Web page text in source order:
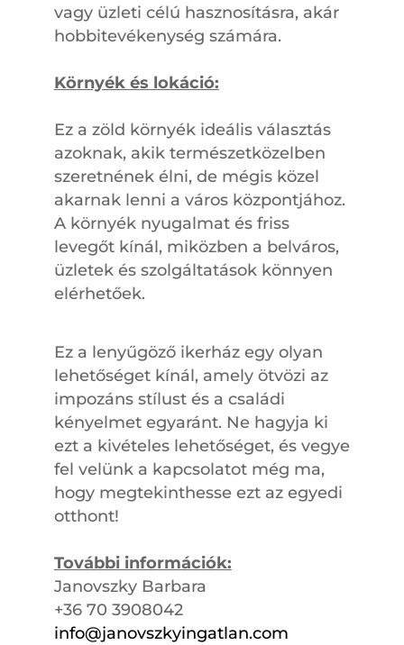
vagy üzleti célú hasznosításra, akár
hobbitevékenység számára.
Környék és lokáció:
Ez a zöld környék ideális választás
azoknak, akik természetközelben
szeretnének élni, de mégis közel
akarnak lenni a város központjához.
A környék nyugalmat és friss
levegőt kínál, miközben a belváros,
üzletek és szolgáltatások könnyen
elérhetőek.
Ez a lenyűgöző ikerház egy olyan
lehetőséget kínál, amely ötvözi az
impozáns stílust és a családi
kényelmet egyaránt. Ne hagyja ki
ezt a kivételes lehetőséget, és vegye
fel velünk a kapcsolatot még ma,
hogy megtekinthesse ezt az egyedi
otthont!
További információk:
Janovszky Barbara
+36 70 3908042
info@janovszkyingatlan.com